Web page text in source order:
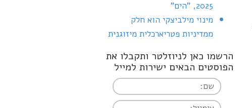
2025, "הים"
מינוי מילביצקי הוא חלק
ממדיניות פטריארכלית מיזוגנית
הרשמו כאן לניוזלטר ותקבלו את
הפוסטים הבאים ישירות למייל